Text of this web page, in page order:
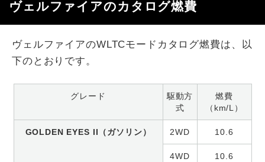
ヴェルファイアのカタログ燃費
ヴェルファイアのWLTCモードカタログ燃費は、以
下のとおりです。
グレード
駆動方
式
燃費
（km/L）
GOLDEN EYES II（ガソリン） 2WD 10.6
4WD 10.6